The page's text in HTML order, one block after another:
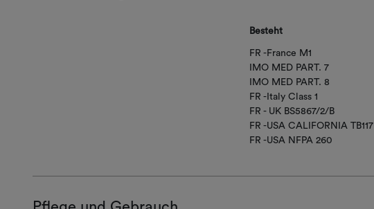
Besteht
FR -France M1
IMO MED PART. 7
IMO MED PART. 8
FR -Italy Class 1
FR - UK BS5867/2/B
FR -USA CALIFORNIA TB117
FR -USA NFPA 260